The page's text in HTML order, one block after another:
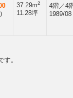
37.29m2
11.28坪
4階／4
1989/08
。